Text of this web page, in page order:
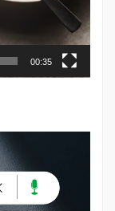
00:35